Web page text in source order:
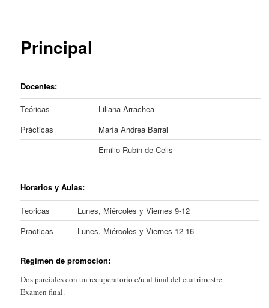
content
Principal
Docentes:
Teóricas
Liliana Arrachea
Prácticas
María Andrea Barral
Emilio Rubin de Celis
Horarios y Aulas:
Teoricas
Lunes, Miércoles y Viernes 9-12
Practicas
Lunes, Miércoles y Viernes 12-16
Regimen de promocion:
Dos parciales con un recuperatorio c/u al final del cuatrimestre.
Examen final.